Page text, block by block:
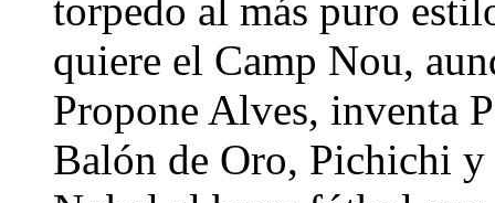
torpedo al más puro
quiere el Camp Nou,
Propone Alves, inventa
Balón de Oro, Pichichi